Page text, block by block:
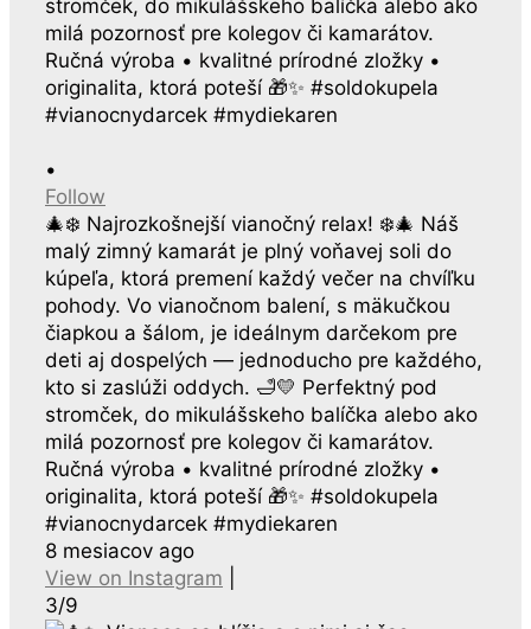
•
Follow
🎄❄️ Najrozkošnejší vianočný relax! ❄️🎄 Náš
malý zimný kamarát je plný voňavej soli do
kúpeľa, ktorá premení každý večer na chvíľku
pohody. Vo vianočnom balení, s mäkučkou
čiapkou a šálom, je ideálnym darčekom pre
deti aj dospelých — jednoducho pre každého,
kto si zaslúži oddych. 🛁💛 Perfektný pod
stromček, do mikulášskeho balíčka alebo ako
milá pozornosť pre kolegov či kamarátov.
Ručná výroba • kvalitné prírodné zložky •
originalita, ktorá poteší 🎁✨ #soldokupela
#vianocnydarcek #mydiekaren
8 mesiacov ago
View on Instagram
3/9